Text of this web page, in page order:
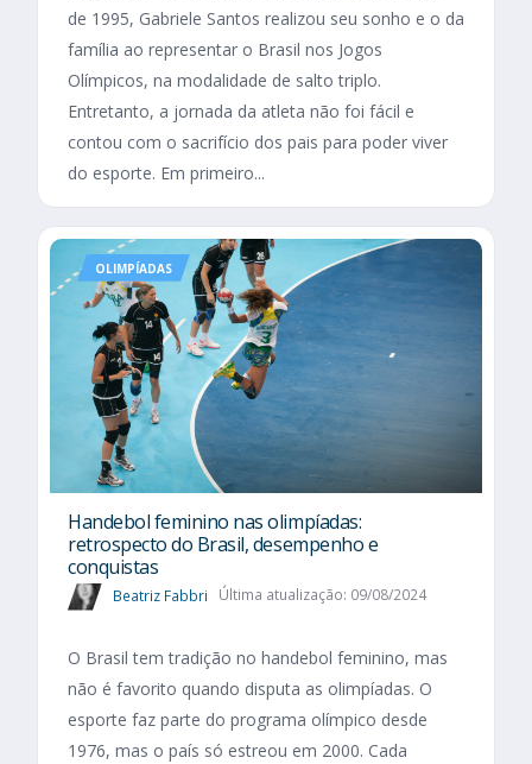
de 1995, Gabriele Santos realizou seu sonho e o da
família ao representar o Brasil nos Jogos
Olímpicos, na modalidade de salto triplo.
Entretanto, a jornada da atleta não foi fácil e
contou com o sacrifício dos pais para poder viver
do esporte. Em primeiro...
OLIMPÍADAS
Handebol feminino nas olimpíadas:
retrospecto do Brasil, desempenho e
conquistas
Beatriz Fabbri Última atualização: 09/08/2024
O Brasil tem tradição no handebol feminino, mas
não é favorito quando disputa as olimpíadas. O
esporte faz parte do programa olímpico desde
1976, mas o país só estreou em 2000. Cada